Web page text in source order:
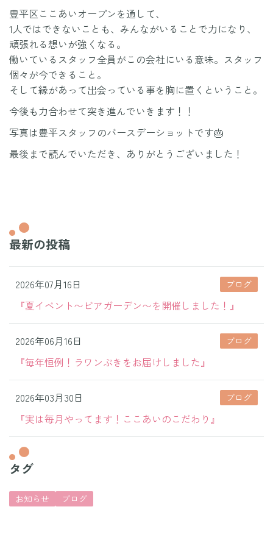
豊平区ここあいオープンを通して、
1人ではできないことも、みんながいることで力になり、
頑張れる想いが強くなる。
働いているスタッフ全員がこの会社にいる意味。スタッフ
個々が今できること。
そして縁があって出会っている事を胸に置くということ。
今後も力合わせて突き進んでいきます！！
写真は豊平スタッフのバースデーショットです🎂
最後まで読んでいただき、ありがとうございました！
最新の投稿
2026年07月16日 ブログ
『夏イベント〜ビアガーデン〜を開催しました！』
2026年06月16日 ブログ
『毎年恒例！ラワンぶきをお届けしました』
2026年03月30日 ブログ
『実は毎月やってます！ここあいのこだわり』
タグ
お知らせ ブログ